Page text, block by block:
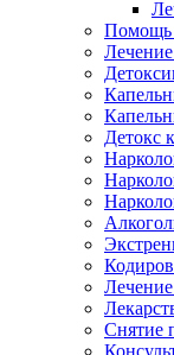
Помощь
Детокс
Снятие